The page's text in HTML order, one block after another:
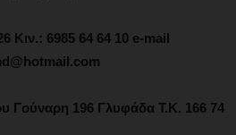
Κιν.: 6985 64 64 10 e-mail
Γούναρη 196 Γλυφάδα Τ.Κ. 166 74